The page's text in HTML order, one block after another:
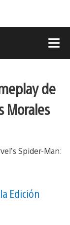
de
Morales
Edición